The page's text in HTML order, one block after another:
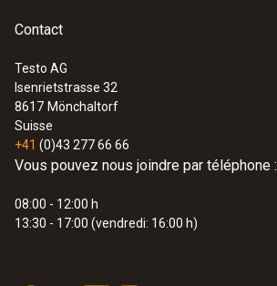
Contact
Testo AG
Isenrietstrasse 32
8617 Mönchaltorf
Suisse
+41 (0)43 277 66 66
Vous pouvez nous joindre par téléphone :
08:00 - 12:00 h
13:30 - 17:00 (vendredi: 16:00 h)